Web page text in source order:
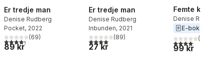
röster:
Er tredje man
Denise Rudberg
Pocket, 2022
4,3utav 5 stjärnor. Totalt antal röster:
(69)
89 kr
Er tredje man
Denise Rudberg
Inbunden, 2021
4,0utav 5 stjärnor. Totalt antal röster:
(89)
27 kr
Femte
Denise Rudberg
E-bok
4,1utav 5(
99 kr